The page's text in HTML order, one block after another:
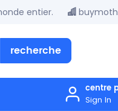
entier.
recherche
centre
Sign In